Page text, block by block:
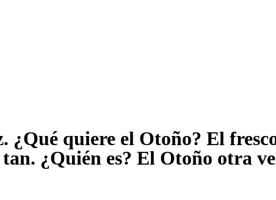
¿Qué quiere el Otoño? El
¿Quién es? El Otoño otra